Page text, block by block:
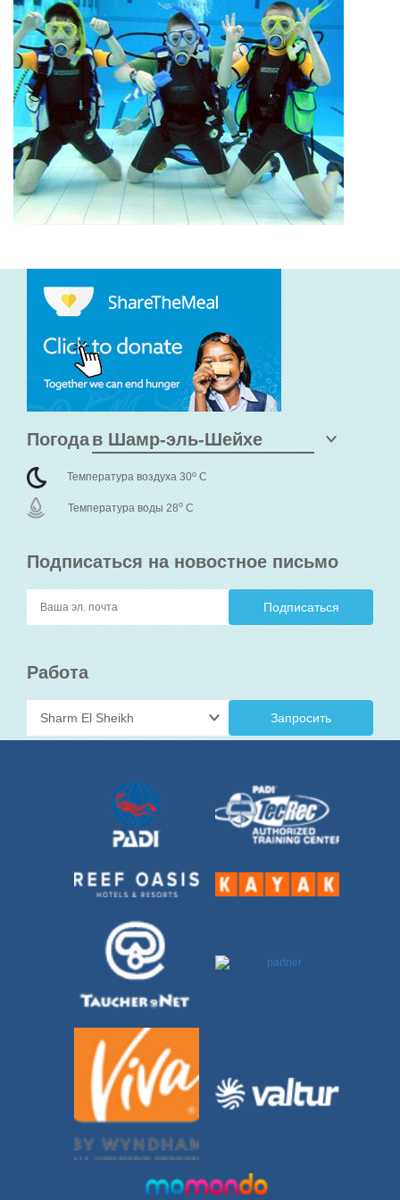
Подписаться на новостное письмо
Работа
Запросить
Погода
Температура воздуха 30o C
Температура воды 28o C